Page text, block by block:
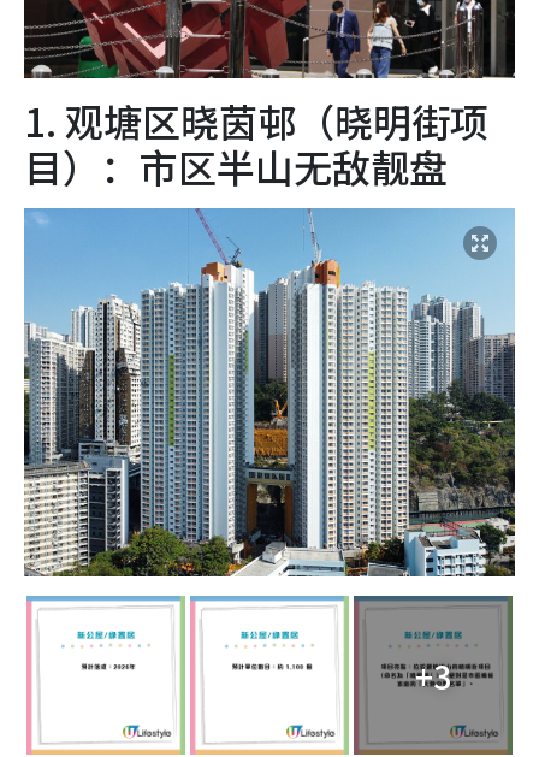
1. 观塘区晓茵邨（晓明街项
目）：市区半山无敌靓盘
+3